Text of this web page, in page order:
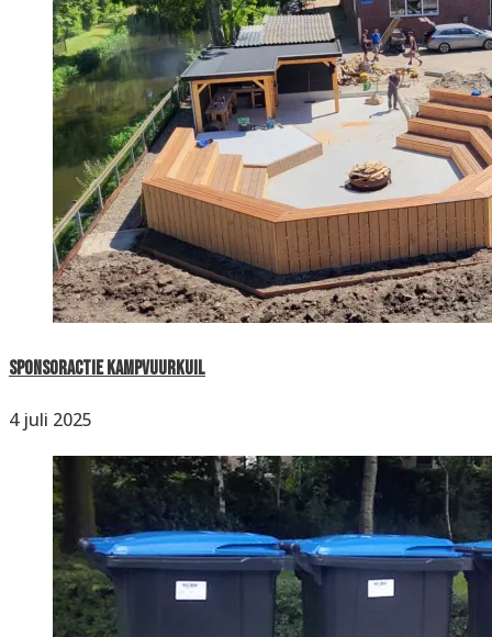
Sponsoractie kampvuurkuil
4 juli 2025